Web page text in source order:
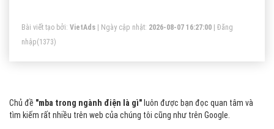
Bài viết tạo bởi: VietAds | Ngày cập nhật: 2026-08-07 16:27:00
Đăng
nhập(1373)
Chủ đề "mba trong ngành điện là gì" luôn được bạn đọc quan tâm và
tìm kiếm rất nhiều trên web của chúng tôi cũng như trên Google.